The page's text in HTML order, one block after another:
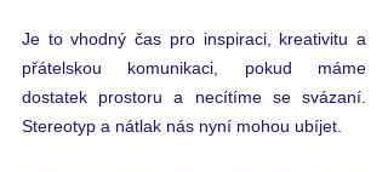
Je to vhodný čas pro inspiraci, kreativitu a
přátelskou komunikaci, pokud máme
dostatek prostoru a necítíme se svázaní.
Stereotyp a nátlak nás nyní mohou ubíjet.